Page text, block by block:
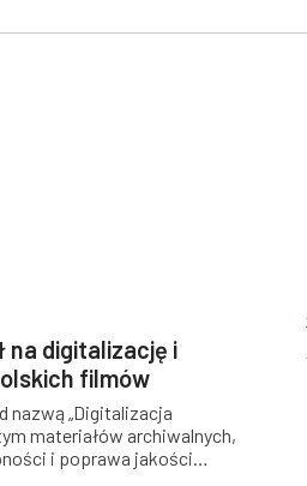
na digitalizację i
filmów
nazwą „Digitalizacja
materiałów archiwalnych,
i poprawa jakości